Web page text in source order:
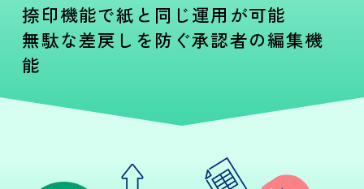
捺印機能で紙と同じ運用が可能
無駄な差戻しを防ぐ承認者の編集機
能